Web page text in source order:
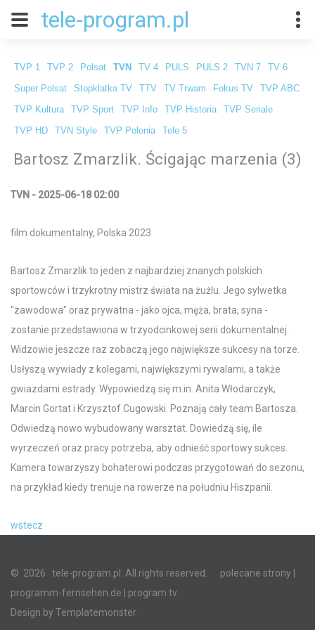
tele-program.pl
TVP 1 TVP 2 Polsat TVN TV 4 PULS PULS 2 TVN 7 TV 6
Super Polsat Stopklatka TV TTV TV Trwam Fokus TV TVP ABC
TVP Kultura TVP Sport TVP Info TVP Historia TVP Seriale
TVP HD TVN Style TVP Polonia Tele 5
Bartosz Zmarzlik. Ścigając marzenia (3)
TVN - 2025-06-18 02:00
film dokumentalny, Polska 2023
Bartosz Zmarzlik to jeden z najbardziej znanych polskich
sportowców i trzykrotny mistrz świata na żużlu. Jego sylwetka
"zawodowa" oraz prywatna - jako ojca, męża, brata, syna -
zostanie przedstawiona w trzyodcinkowej serii dokumentalnej.
Widzowie jeszcze raz zobaczą jego największe sukcesy na torze.
Usłyszą wywiady z kolegami, największymi rywalami, a także
gwiazdami estrady. Wypowiedzą się m.in. Anita Włodarczyk,
Marcin Gortat i Krzysztof Cugowski. Poznają cały team Bartosza.
Odwiedzą nowo wybudowany warsztat. Dowiedzą się, ile
wyrzeczeń oraz pracy potrzeba, aby odnieść sportowy sukces.
Kamera towarzyszy bohaterowi podczas przygotowań do sezonu,
na przykład kiedy trenuje na rowerze na południu Hiszpanii.
wstecz
© 2026 tele-program.pl. All rights reserved. polecane strony
programm-fernsehen.de | program tv
Design by Templatemonster